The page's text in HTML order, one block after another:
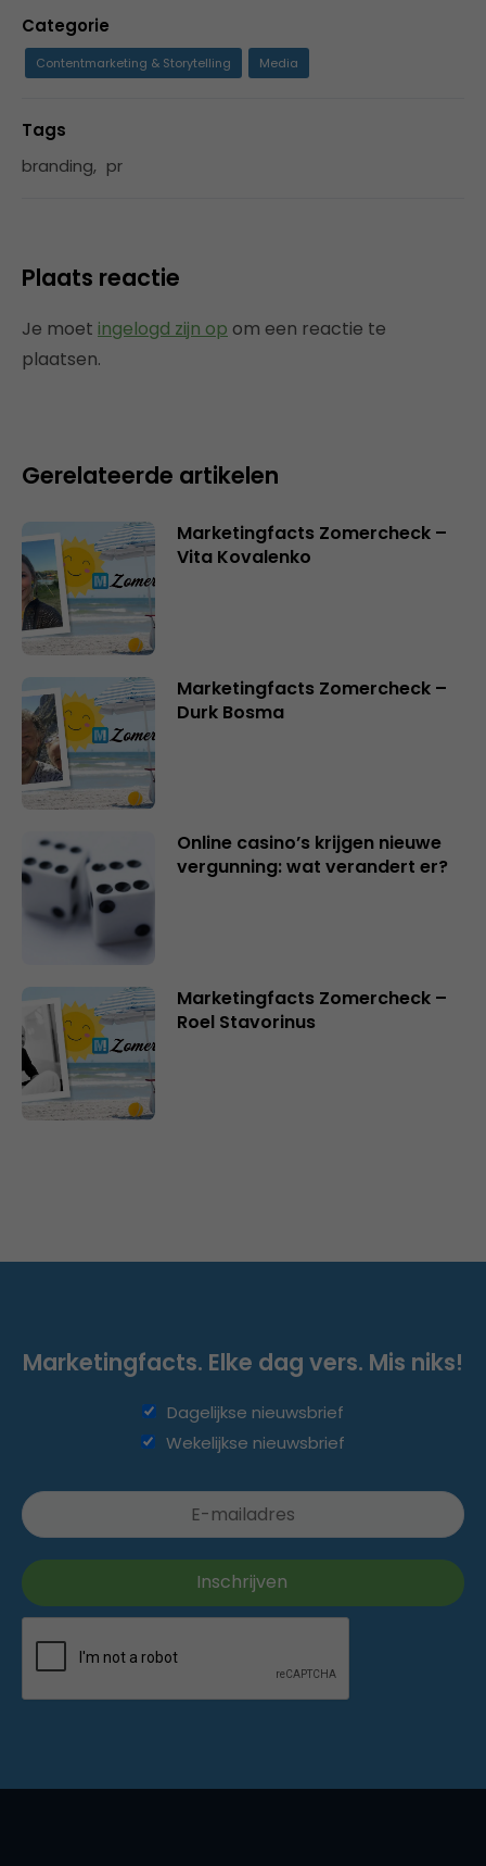
Categorie
Contentmarketing & Storytelling Media
Tags
branding, pr
Plaats reactie
Je moet ingelogd zijn op om een reactie te
plaatsen.
Gerelateerde artikelen
Marketingfacts Zomercheck –
Vita Kovalenko
Marketingfacts Zomercheck –
Durk Bosma
Online casino’s krijgen nieuwe
vergunning: wat verandert er?
Marketingfacts Zomercheck –
Roel Stavorinus
Marketingfacts. Elke dag vers. Mis niks!
Dagelijkse nieuwsbrief
Wekelijkse nieuwsbrief